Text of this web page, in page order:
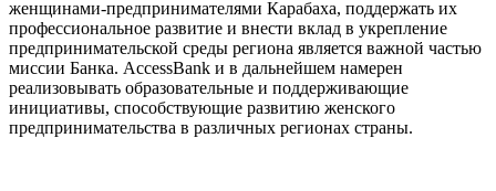
женщинами-предпринимателями Карабаха, поддержать их
профессиональное развитие и внести вклад в укрепление
предпринимательской среды региона является важной частью
миссии Банка. AccessBank и в дальнейшем намерен
реализовывать образовательные и поддерживающие
инициативы, способствующие развитию женского
предпринимательства в различных регионах страны.